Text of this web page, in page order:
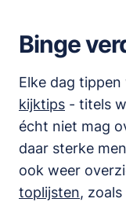
Binge
Elke dag
kijktips - titels
écht niet mag
daar sterke
ook weer
toplijsten, zoals